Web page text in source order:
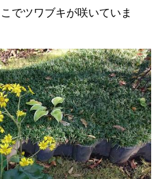
でツワブキが咲いていま